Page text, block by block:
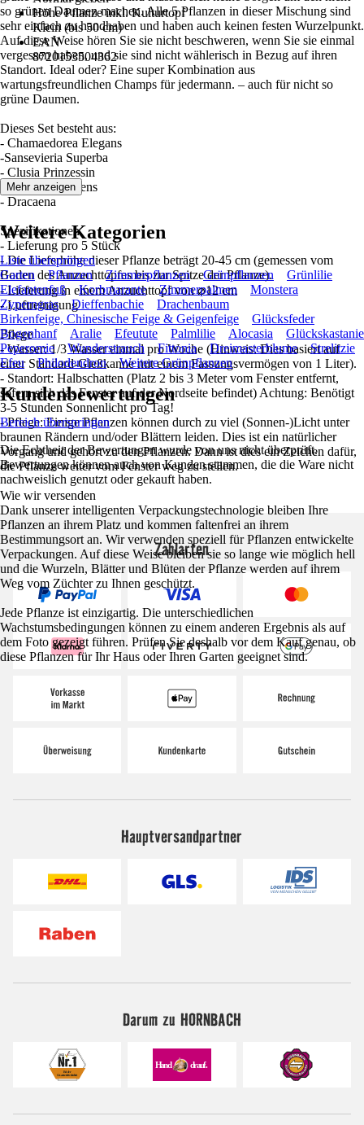
Höhe Pflanze inkl. Kulturtopf
Klein (bis 50 cm)
EAN
8720153504362
so grünen Daumen machen. Alle 5 Pflanzen in dieser Mischung sind
sehr einfach zu handhaben und haben auch keinen festen Wurzelpunkt.
Auf diese Weise hören Sie sie nicht beschweren, wenn Sie sie einmal
vergessen haben, und sie sind nicht wählerisch in Bezug auf ihren
Standort. Ideal oder? Eine super Kombination aus
wartungsfreundlichen Champs für jedermann. – auch für nicht so
grüne Daumen.
Dieses Set besteht aus:
- Chamaedorea Elegans
-Sansevieria Superba
- Clusia Prinzessin
- Dypsis Lutescens
- Dracaena
Spezifikationen
- Lieferung pro 5 Stück
- Die Lieferhöhe dieser Pflanze beträgt 20-45 cm (gemessen vom
Boden des Anzuchttopfes bis zur Spitze der Pflanze).
- Lieferung in einem Anzuchttopf von ⌀12 cm
- Luftreinigung
Pflege
- Wasser: 1/3 Wasser einmal pro Woche (Hinweis: Dies basiert auf
einer Standard-Gießkanne mit einem Fassungsvermögen von 1 Liter).
- Standort: Halbschatten (Platz 2 bis 3 Meter vom Fenster entfernt,
sofern sich das Fenster auf der Nordseite befindet) Achtung: Benötigt
3-5 Stunden Sonnenlicht pro Tag!
- Pflege: Einige Pflanzen können durch zu viel (Sonnen-)Licht unter
braunen Rändern und/oder Blättern leiden. Dies ist ein natürlicher
Vorgang und gehört zu den Pflanzen. Dann ist dies ein Zeichen dafür,
die Pflanze weiter vom Fenster weg zu stellen.
Wie wir versenden
Dank unserer intelligenten Verpackungstechnologie bleiben Ihre
Pflanzen an ihrem Platz und kommen faltenfrei an ihrem
Bestimmungsort an. Wir verwenden speziell für Pflanzen entwickelte
Verpackungen. Auf diese Weise bleiben sie so lange wie möglich hell
und die Wurzeln, Blätter und Blüten der Pflanze werden auf ihrem
Weg vom Züchter zu Ihnen geschützt.
Jede Pflanze ist einzigartig. Die unterschiedlichen
Wachstumsbedingungen können zu einem anderen Ergebnis als auf
dem Foto gezeigt führen. Prüfen Sie deshalb vor dem Kauf genau, ob
diese Pflanzen für Ihr Haus oder Ihren Garten geeignet sind.
Mehr anzeigen
Weitere Kategorien
Liste überspringen
Garten
Pflanzen Zimmerpflanzen Grünpflanzen
Grünlilie
Elefantenfuß
Korbmarante Zimmerpalmen
Monstera
Zyperngras
Dieffenbachie
Drachenbaum
Birkenfeige, Chinesische Feige & Geigenfeige
Glücksfeder
Bogenhanf
Aralie Efeutute Palmlilie Alocasia
Glückskastanie
Peperomie
Wunderstrauch Fittonia Dreimasterblume
Strelitzie
Efeu
Philodendron Weitere Grünpflanzen
Kundenbewertungen
Bereich überspringen
Die Echtheit der Bewertungen wurde von uns nicht überprüft.
Bewertungen können auch von Kunden stammen, die die Ware nicht
nachweislich genutzt oder gekauft haben.
Zahlarten
Hauptversandpartner
Darum zu HORNBACH